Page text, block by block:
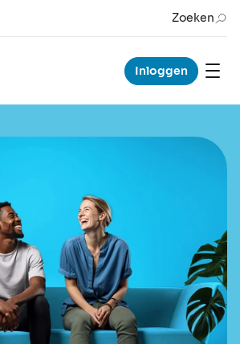
Zoeken
Inloggen